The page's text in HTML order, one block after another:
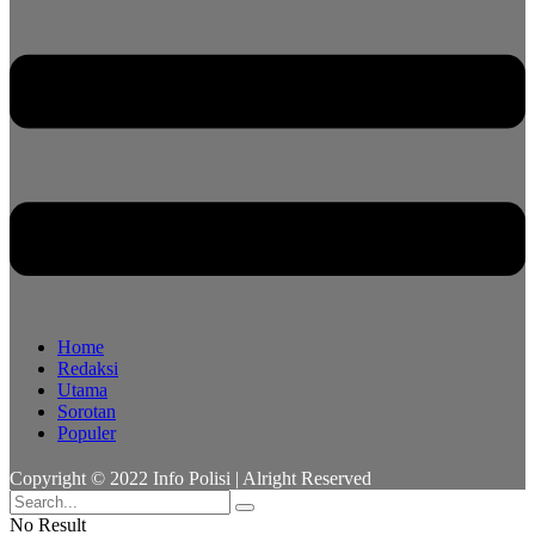
Home
Redaksi
Utama
Sorotan
Populer
Copyright © 2022 Info Polisi | Alright Reserved
No Result